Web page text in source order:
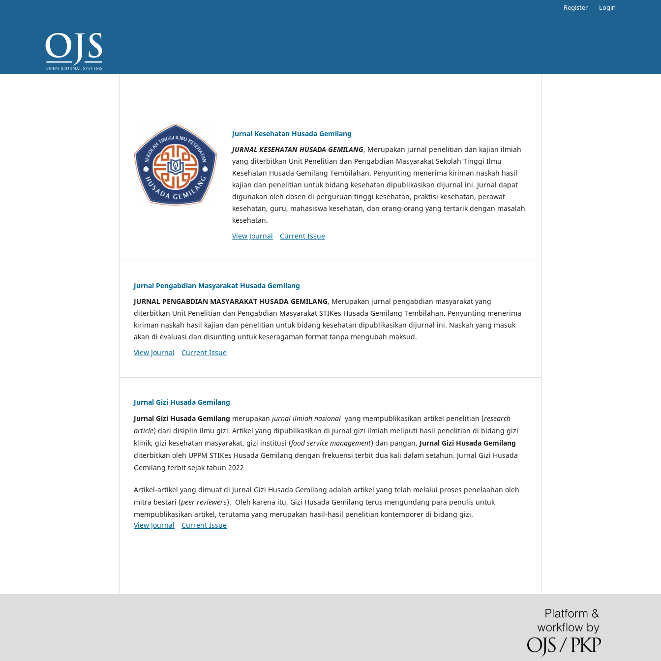
Register Login
Jurnal Kesehatan Husada Gemilang
JURNAL KESEHATAN HUSADA GEMILANG, Merupakan jurnal penelitian dan kajian ilmiah
yang diterbitkan Unit Penelitian dan Pengabdian Masyarakat Sekolah Tinggi Ilmu
Kesehatan Husada Gemilang Tembilahan. Penyunting menerima kiriman naskah hasil
kajian dan penelitian untuk bidang kesehatan dipublikasikan dijurnal ini. Jurnal dapat
digunakan oleh dosen di perguruan tinggi kesehatan, praktisi kesehatan, perawat
kesehatan, guru, mahasiswa kesehatan, dan orang-orang yang tertarik dengan masalah
kesehatan.
View Journal
Current Issue
Jurnal Pengabdian Masyarakat Husada Gemilang
JURNAL PENGABDIAN MASYARAKAT HUSADA GEMILANG, Merupakan jurnal pengabdian masyarakat yang
diterbitkan Unit Penelitian dan Pengabdian Masyarakat STIKes Husada Gemilang Tembilahan. Penyunting menerima
kiriman naskah hasil kajian dan penelitian untuk bidang kesehatan dipublikasikan dijurnal ini. Naskah yang masuk
akan di evaluasi dan disunting untuk keseragaman format tanpa mengubah maksud.
View Journal
Current Issue
Jurnal Gizi Husada Gemilang
Jurnal Gizi Husada Gemilang merupakan jurnal ilmiah nasional yang mempublikasikan artikel penelitian (research
article) dari disiplin ilmu gizi. Artikel yang dipublikasikan di jurnal gizi ilmiah meliputi hasil penelitian di bidang gizi
klinik, gizi kesehatan masyarakat, gizi institusi (food service management) dan pangan. Jurnal Gizi Husada Gemilang
diterbitkan oleh UPPM STIKes Husada Gemilang dengan frekuensi terbit dua kali dalam setahun. Jurnal Gizi Husada
Gemilang terbit sejak tahun 2022
Artikel-artikel yang dimuat di Jurnal Gizi Husada Gemilang adalah artikel yang telah melalui proses penelaahan oleh
mitra bestari (peer reviewers). Oleh karena itu, Gizi Husada Gemilang terus mengundang para penulis untuk
mempublikasikan artikel, terutama yang merupakan hasil-hasil penelitian kontemporer di bidang gizi.
View Journal
Current Issue